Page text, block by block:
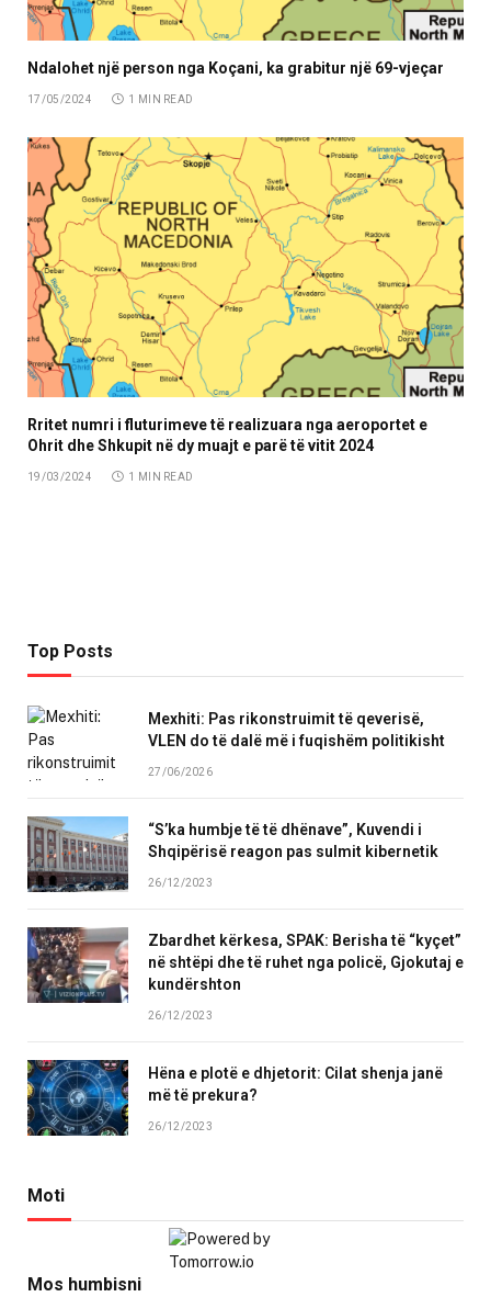
Ndalohet një person nga Koçani, ka grabitur një 69-vjeçar
17/05/2024 1 MIN READ
Rritet numri i fluturimeve të realizuara nga aeroportet e
Ohrit dhe Shkupit në dy muajt e parë të vitit 2024
19/03/2024 1 MIN READ
Top Posts
Mexhiti: Pas rikonstruimit të qeverisë,
VLEN do të dalë më i fuqishëm politikisht
27/06/2026
“S’ka humbje të të dhënave”, Kuvendi i
Shqipërisë reagon pas sulmit kibernetik
26/12/2023
Zbardhet kërkesa, SPAK: Berisha të “kyçet”
në shtëpi dhe të ruhet nga policë, Gjokutaj e
kundërshton
26/12/2023
Hëna e plotë e dhjetorit: Cilat shenja janë
më të prekura?
26/12/2023
Moti
Mos humbisni